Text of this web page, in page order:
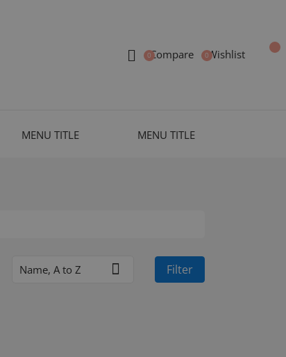
Compare Wishlist
MENU TITLE MENU TITLE
Name, A to Z  Filter